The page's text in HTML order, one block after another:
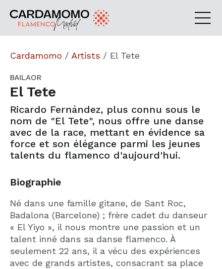
Cardamomo / Artists / El Tete
BAILAOR
El Tete
Ricardo Fernández, plus connu sous le
nom de "El Tete", nous offre une danse
avec de la race, mettant en évidence sa
force et son élégance parmi les jeunes
talents du flamenco d'aujourd'hui.
Biographie
Né dans une famille gitane, de Sant Roc,
Badalona (Barcelone) ; frère cadet du danseur
« El Yiyo », il nous montre une passion et un
talent inné dans sa danse flamenco. À
seulement 22 ans, il a vécu des expériences
avec de grands artistes, consacrant sa place